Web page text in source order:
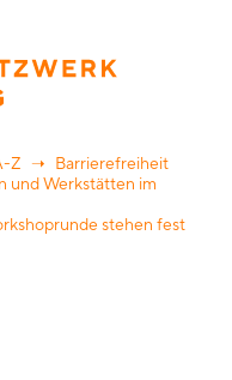
Z
Barrierefreiheit
und Werkstätten im
stehen fest